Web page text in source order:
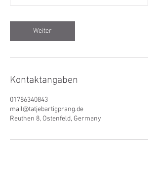
Weiter
Kontaktangaben
01786340843
mail@tatjebartigprang.de
Reuthen 8, Ostenfeld, Germany